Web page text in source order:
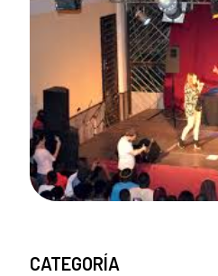
CATEGORÍA